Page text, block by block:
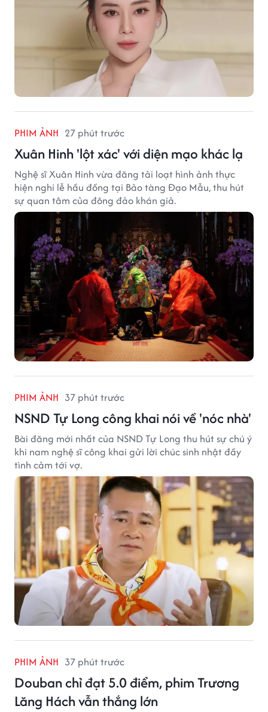
PHIM ẢNH 27 phút trước
Xuân Hinh 'lột xác' với diện mạo khác lạ
Nghệ sĩ Xuân Hinh vừa đăng tải loạt hình ảnh thực
hiện nghi lễ hầu đồng tại Bảo tàng Đạo Mẫu, thu hút
sự quan tâm của đông đảo khán giả.
PHIM ẢNH 37 phút trước
NSND Tự Long công khai nói về 'nóc nhà'
Bài đăng mới nhất của NSND Tự Long thu hút sự chú ý
khi nam nghệ sĩ công khai gửi lời chúc sinh nhật đầy
tình cảm tới vợ.
PHIM ẢNH 37 phút trước
Douban chỉ đạt 5.0 điểm, phim Trương
Lăng Hách vẫn thắng lớn